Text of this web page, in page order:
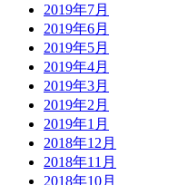
2019年7月
2019年6月
2019年5月
2019年4月
2019年3月
2019年2月
2019年1月
2018年12月
2018年11月
2018年10月